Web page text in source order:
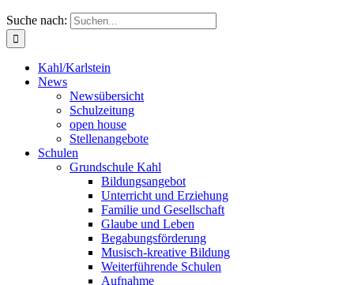
Suche nach:
Kahl/Karlstein
News
Newsübersicht
Schulzeitung
open house
Stellenangebote
Schulen
Grundschule Kahl
Bildungsangebot
Unterricht und Erziehung
Familie und Gesellschaft
Glaube und Leben
Begabungsförderung
Musisch-kreative Bildung
Weiterführende Schulen
Aufnahme